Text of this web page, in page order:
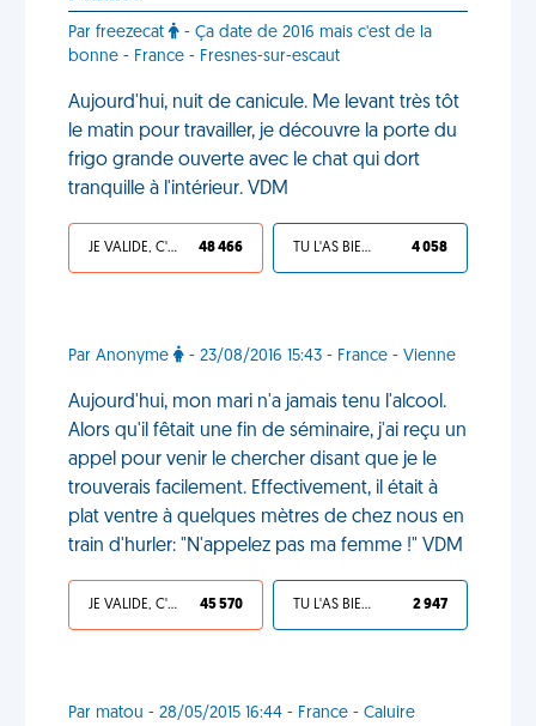
Par freezecat
- Ça date de 2016 mais c'est de la
bonne - France - Fresnes-sur-escaut
Aujourd'hui, nuit de canicule. Me levant très tôt
le matin pour travailler, je découvre la porte du
frigo grande ouverte avec le chat qui dort
tranquille à l'intérieur. VDM
JE VALIDE, C'EST UNE VDM 48 466 TU L'AS BIEN MÉRITÉ 4 058
Par Anonyme - 23/08/2016 15:43 - France - Vienne
Aujourd'hui, mon mari n'a jamais tenu l'alcool.
Alors qu'il fêtait une fin de séminaire, j'ai reçu un
appel pour venir le chercher disant que je le
trouverais facilement. Effectivement, il était à
plat ventre à quelques mètres de chez nous en
train d'hurler: "N'appelez pas ma femme !" VDM
JE VALIDE, C'EST UNE VDM 45 570 TU L'AS BIEN MÉRITÉ 2 947
Par matou - 28/05/2015 16:44 - France - Caluire